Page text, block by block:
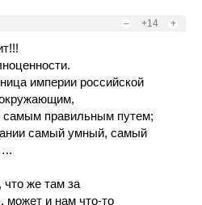
– +14 +
империи российской
самым правильным путем;
самый умный, самый
что же там за
может и нам что-то